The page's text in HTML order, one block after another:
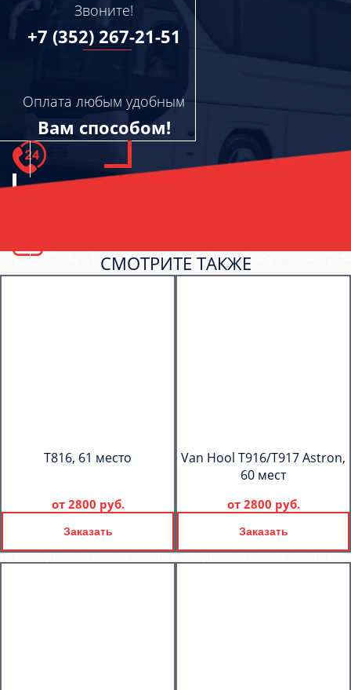
Звоните!
+7 (352) 267-21-51
Оплата любым удобным
Вам способом!
СМОТРИТЕ ТАКЖЕ
T816, 61 место
от 2800 руб.
Заказать
Van Hool T916/T917 Astron,
60 мест
от 2800 руб.
Заказать